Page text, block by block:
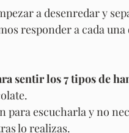
a desenredar y
responder a cada una
sentir los 7 tipos de
para escucharla y no
lo realizas.